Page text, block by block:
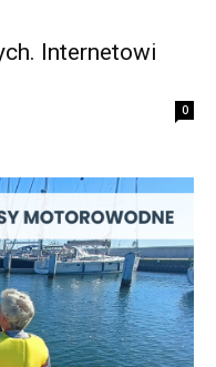
Internetowi
0